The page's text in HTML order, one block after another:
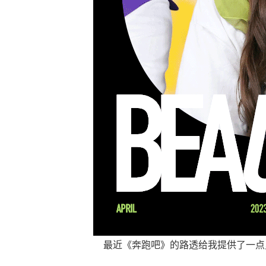
最近《奔跑吧》的路透给我提供了一点